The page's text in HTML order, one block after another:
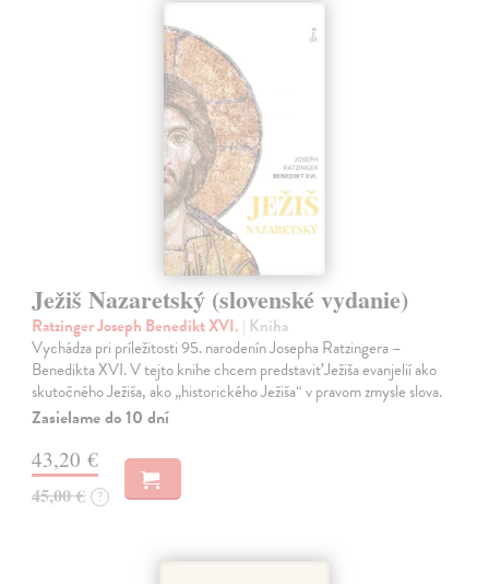
Ježiš Nazaretský (slovenské vydanie)
Ratzinger Joseph Benedikt XVI. | Kniha
Vychádza pri príležitosti 95. narodenín Josepha Ratzingera –
Benedikta XVI. V tejto knihe chcem predstaviť Ježiša evanjelií ako
skutočného Ježiša, ako „historického Ježiša“ v pravom zmysle slova.
Zasielame do 10 dní
43,20 €
45,00 € ?